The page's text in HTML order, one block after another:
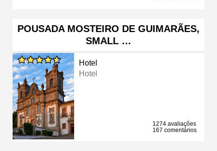
POUSADA MOSTEIRO DE GUIMARÃES,
SMALL …
Hotel
Hotel
1274 avaliações
167 comentários